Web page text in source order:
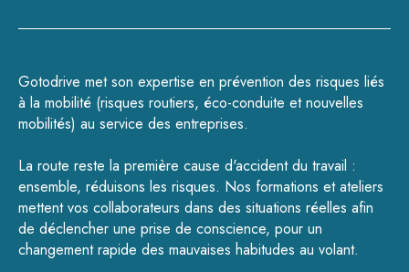
Gotodrive met son expertise en prévention des risques liés
à la mobilité (risques routiers, éco-conduite etnouvelles
mobilités) au service des entreprises.
La route reste la première cause d'accident du travail :
ensemble, réduisons les risques. Nos formations etateliers
mettent vos collaborateurs dans des situations réelles afin
de déclencher une prise de conscience, pour un
changement rapide des mauvaises habitudes au volant.